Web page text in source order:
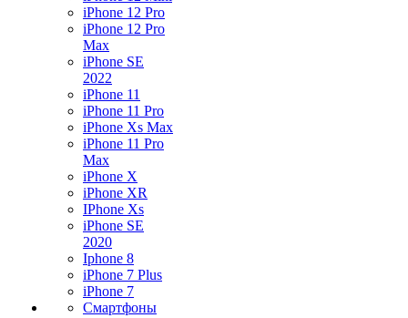
iPhone 12 Pro
iPhone 12 Pro
Max
iPhone SE
2022
iPhone 11
iPhone 11 Pro
iPhone Xs Max
iPhone 11 Pro
Max
iPhone X
iPhone XR
IPhone Xs
iPhone SE
2020
Iphone 8
iPhone 7 Plus
iPhone 7
Смартфоны